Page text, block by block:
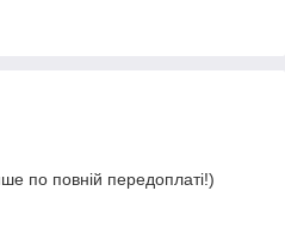
по повній передоплаті!)